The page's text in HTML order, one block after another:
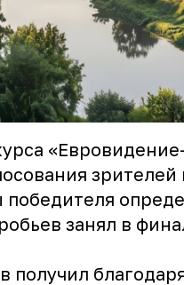
победителя
занял в
получил